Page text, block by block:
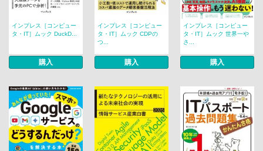
インプレス［コンピュー
タ・IT］ムック DuckD...
購入
インプレス［コンピュー
タ・IT］ムック CDPの
つ...
購入
インプレス［コンピュー
タ・IT］ムック 世界一や
さ...
購入